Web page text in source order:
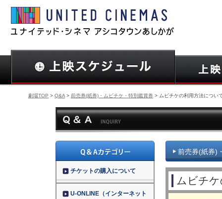
劇場TOP > Q&A > 前売券(紙券)・ムビチケ・特別鑑賞券 > ムビチケの利用方法につい
前売券(紙券)
ムビチ
チケットの購入について
U-ONLINE（インターネット